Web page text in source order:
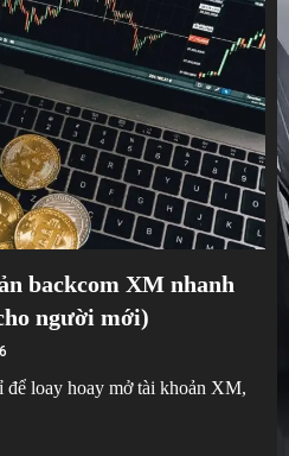
backcom XM nhanh
người mới)
để loay hoay mở tài khoản XM,